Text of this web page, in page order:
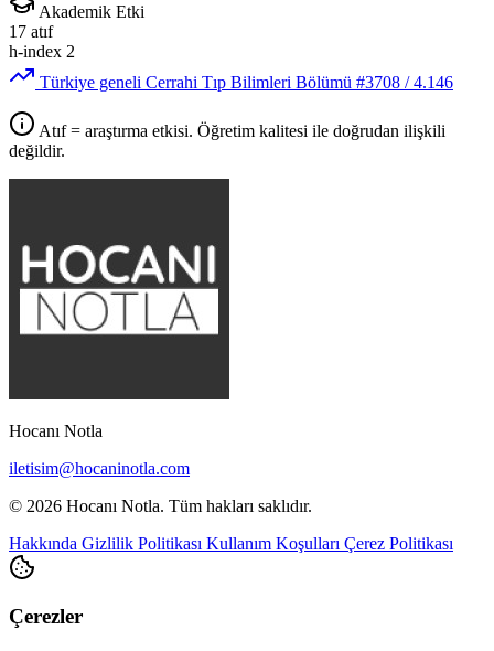
Akademik Etki
17 atıf
h-index 2
Türkiye geneli Cerrahi Tıp Bilimleri Bölümü #3708 / 4.146
Atıf = araştırma etkisi. Öğretim kalitesi ile doğrudan ilişkili
değildir.
Hocanı Notla
iletisim@hocaninotla.com
© 2026 Hocanı Notla. Tüm hakları saklıdır.
Hakkında Gizlilik Politikası Kullanım Koşulları Çerez Politikası
Çerezler